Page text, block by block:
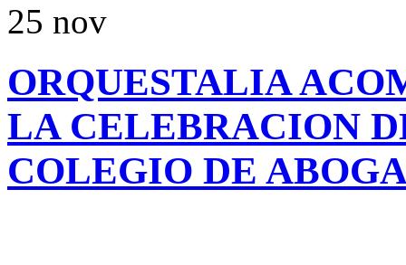
25 nov
ORQUESTALIA
LA CELEBRACION
COLEGIO DE